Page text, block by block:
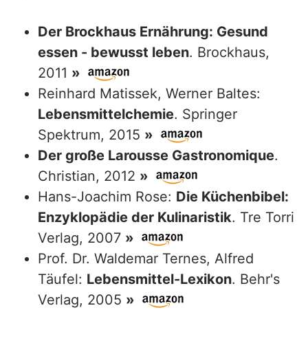
Der Brockhaus Ernährung: Gesund
essen - bewusst leben. Brockhaus,
2011 »
Reinhard Matissek, Werner Baltes:
Lebensmittelchemie. Springer
Spektrum, 2015 »
Der große Larousse Gastronomique.
Christian, 2012 »
Hans-Joachim Rose: Die Küchenbibel:
Enzyklopädie der Kulinaristik. Tre Torri
Verlag, 2007 »
Prof. Dr. Waldemar Ternes, Alfred
Täufel: Lebensmittel-Lexikon. Behr's
Verlag, 2005 »